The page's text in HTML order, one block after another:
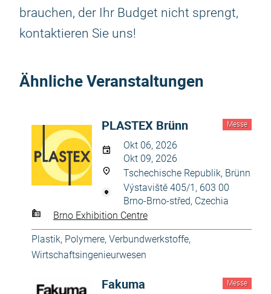
brauchen, der Ihr Budget nicht sprengt,
kontaktieren Sie uns!
Ähnliche Veranstaltungen
Messe
PLASTEX Brünn
Okt 06, 2026
Okt 09, 2026
Tschechische Republik, Brünn
Výstaviště 405/1, 603 00
Brno-Brno-střed, Czechia
Brno Exhibition Centre
Plastik, Polymere, Verbundwerkstoffe,
Wirtschaftsingenieurwesen
Messe
Fakuma